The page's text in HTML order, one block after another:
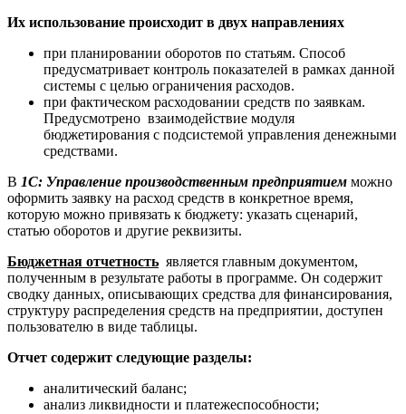
Их использование происходит в двух направлениях
при планировании оборотов по статьям. Способ
предусматривает контроль показателей в рамках данной
системы с целью ограничения расходов.
при фактическом расходовании средств по заявкам.
Предусмотрено взаимодействие модуля
бюджетирования с подсистемой управления денежными
средствами.
В 1С: Управление производственным предприятием можно
оформить заявку на расход средств в конкретное время,
которую можно привязать к бюджету: указать сценарий,
статью оборотов и другие реквизиты.
Бюджетная отчетность является главным документом,
полученным в результате работы в программе. Он содержит
сводку данных, описывающих средства для финансирования,
структуру распределения средств на предприятии, доступен
пользователю в виде таблицы.
Отчет содержит следующие разделы:
аналитический баланс;
анализ ликвидности и платежеспособности;